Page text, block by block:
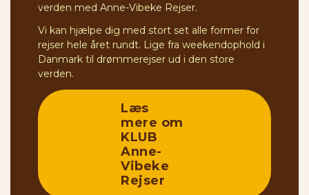
verden med Anne-Vibeke Rejser.
Vi kan hjælpe dig med stort set alle former for
rejser hele året rundt. Lige fra weekendophold i
Danmark til drømmerejser ud i den store
verden.
Læs
mere om
KLUB
Anne-
Vibeke
Rejser